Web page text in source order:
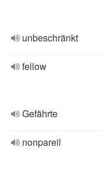
unbeschränkt
fellow
Gefährte
nonpareil